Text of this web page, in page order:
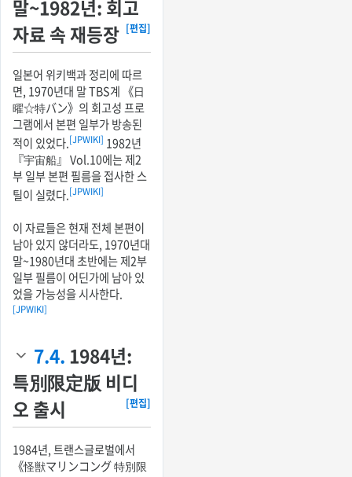
말~1982년: 회고
자료 속 재등장 [편집]
일본어 위키백과 정리에 따르
면, 1970년대 말 TBS계 《日
曜☆特バン》의 회고성 프로
그램에서 본편 일부가 방송된
적이 있었다.[JPWIKI] 1982년
『宇宙船』 Vol.10에는 제2
부 일부 본편 필름을 접사한 스
틸이 실렸다.[JPWIKI]
이 자료들은 현재 전체 본편이
남아 있지 않더라도, 1970년대
말~1980년대 초반에는 제2부
일부 필름이 어딘가에 남아 있
었을 가능성을 시사한다.
[JPWIKI]
7.4. 1984년:
특別限定版 비디
오 출시
[편집]
1984년, 트랜스글로벌에서
《怪獣マリンコング 特別限